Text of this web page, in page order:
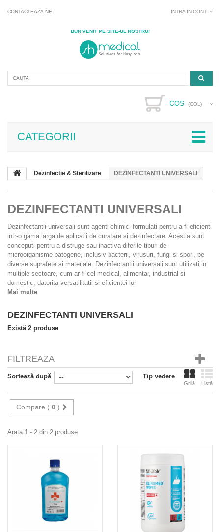
CONTACTEAZA-NE INTRA IN CONT
BUN VENIT PE SITE-UL NOSTRU!
COS (GOL)
CATEGORII
Dezinfectie & Sterilizare DEZINFECTANTI UNIVERSALI
DEZINFECTANTI UNIVERSALI
Dezinfectantii universali sunt agenti chimici formulati pentru a fi eficienti
intr-o gama larga de aplicatii de curatare si dezinfectare. Acestia sunt
conceputi pentru a distruge sau inactiva diferite tipuri de
microorganisme patogene, inclusiv bacterii, virusuri, fungi si spori, pe
diverse suprafete si materiale. Dezinfectantii universali sunt utilizati in
multiple sectoare, cum ar fi cel medical, alimentar, industrial si
domestic, datorita versatilitatii si eficientei lor
Mai multe
DEZINFECTANTI UNIVERSALI
Există 2 produse
FILTREAZA
Tip vedere
Grilă Listă
Sortează după
Compare ( 0 )
Arata 1 - 2 din 2 produse